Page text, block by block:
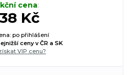
cena:
Kč
po přihlášení
ceny v ČR a SK
VIP cenu?